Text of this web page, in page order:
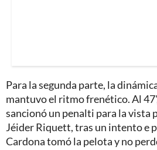
Para la segunda parte, la
mantuvo el ritmo frenético. Al
sancionó un penalti para la vista
Jéider Riquett, tras un intento e
Cardona tomó la pelota y no